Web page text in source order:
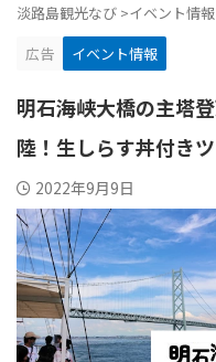
淡路島観光なび >イベント情報
広告
イベント情報
明石海峡大橋の主塔
陸！生しらす丼付き
2022年9月9日